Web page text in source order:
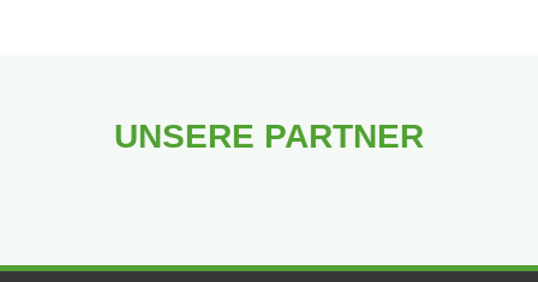
UNSERE PARTNER